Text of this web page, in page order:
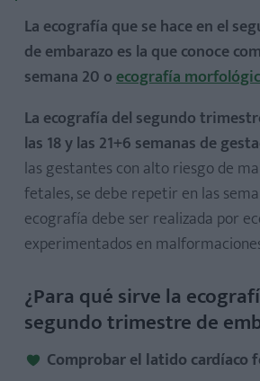
La ecografía que se hace en el
de embarazo es la que conoce
semana 20 oecografía
La ecografía del segundo
las 18 y las 21+6 semanas de
las gestantes con alto riesgo de
fetales, se debe repetir en las
ecografía debe ser realizada por
experimentados en
¿Para qué sirve la
segundo trimestre de
Comprobar el latido cardíaco